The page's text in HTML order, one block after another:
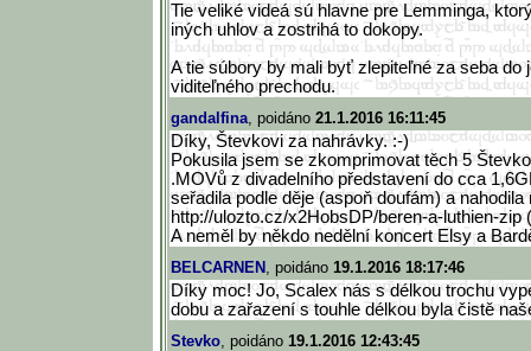
Tie veliké videá sú hlavne pre Lemminga,
iných uhlov a zostrihá to dokopy.
A tie súbory by mali byť zlepiteľné za seba do
viditeľného prechodu.
gandalfina, poidáno 21.1.2016 16:11:45
Díky, Števkovi za nahrávky. :-)
Pokusila jsem se zkomprimovat těch 5
.MOVů z divadelního představení do cca
seřadila podle děje (aspoň doufám) a nahodila
http://ulozto.cz/x2HobsDP/beren-a-luthien-zip
A neměl by někdo nedělní koncert Elsy a
BELCARNEN , poidáno 19.1.2016 18:17:46
Díky moc! Jo, Scalex nás s délkou trochu
dobu a zařazení s touhle délkou byla čistě
Stevko, poidáno 19.1.2016 12:43:45